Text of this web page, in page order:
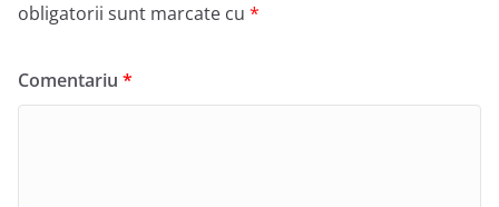
obligatorii sunt marcate cu *
Comentariu *